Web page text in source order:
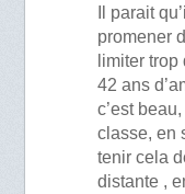
Il parait
promener
limiter
42 ans
c’est
classe, en
tenir cela
distante ,